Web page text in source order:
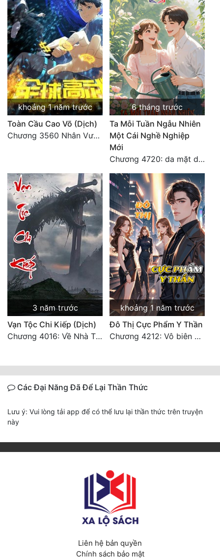
khoảng 1 năm trước
Toàn Cầu Cao Võ (Dịch)
Chương 3560 Nhân Vương trở về - END
6 tháng trước
Ta Mỗi Tuần Ngẫu Nhiên
Một Cái Nghề Nghiệp
Mới
Chương 4720: da mặt dày
3 năm trước
Vạn Tộc Chi Kiếp (Dịch)
Chương 4016: Về Nhà Thôi... (Đại Kết Cục)
khoảng 1 năm trước
Đô Thị Cực Phẩm Y Thần
Chương 4212: Vô biên hắc ám
Các Đại Năng Đã Để Lại Thần Thức
Lưu ý: Vui lòng tải app để có thể lưu lại thần thức trên truyện
này
Liên hệ bản quyền
Chính sách bảo mật